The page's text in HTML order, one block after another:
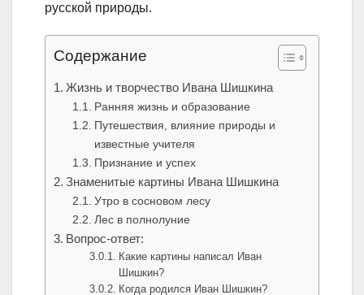
русской природы.
Содержание
Жизнь и творчество Ивана Шишкина
Ранняя жизнь и образование
Путешествия, влияние природы и
известные учителя
Признание и успех
Знаменитые картины Ивана Шишкина
Утро в сосновом лесу
Лес в полнолуние
Вопрос-ответ:
Какие картины написал Иван
Шишкин?
Когда родился Иван Шишкин?